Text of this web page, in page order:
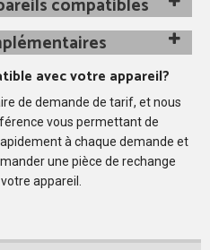
compatibles
avec votre appareil?
de demande de tarif, et nous
vous permettant de
à chaque demande et
une pièce de rechange
appareil.